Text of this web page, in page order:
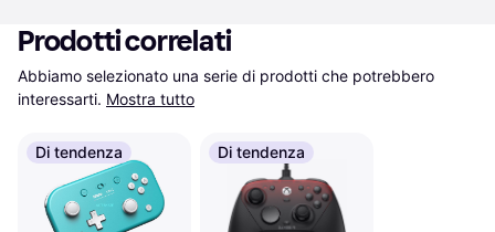
Prodotti correlati
Abbiamo selezionato una serie di prodotti che potrebbero
interessarti. Mostra tutto
Di tendenza Di tendenza